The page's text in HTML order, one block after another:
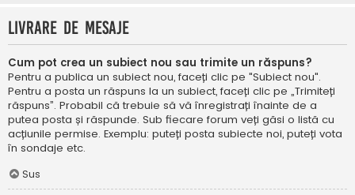
Livrare de mesaje
Cum pot crea un subiect nou sau trimite un răspuns?
Pentru a publica un subiect nou, faceți clic pe "Subiect nou".
Pentru a posta un răspuns la un subiect, faceți clic pe „Trimiteți
răspuns”. Probabil că trebuie să vă înregistrați înainte de a
putea posta și răspunde. Sub fiecare forum veți găsi o listă cu
acțiunile permise. Exemplu: puteți posta subiecte noi, puteți vota
în sondaje etc.
Sus